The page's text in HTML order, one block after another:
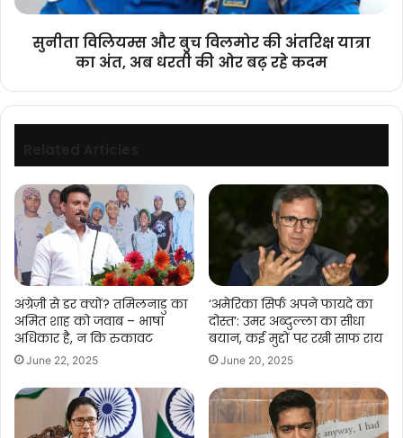
का
ओर
बढ़
सुनीता विलियम्स और बुच विलमोर की अंतरिक्ष यात्रा
का अंत, अब धरती की ओर बढ़ रहे कदम
अंग्रेज़ी से डर क्यों? तमिलनाडु का
अमित शाह को जवाब – भाषा
अधिकार है, न कि रुकावट
June 22, 2025
‘अमेरिका सिर्फ अपने फायदे का
दोस्त’: उमर अब्दुल्ला का सीधा
बयान, कई मुद्दों पर रखी साफ राय
June 20, 2025